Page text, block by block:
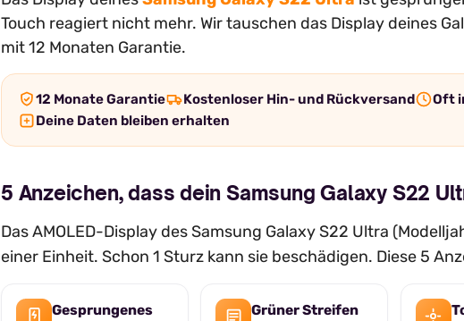
Touch reagiert nicht mehr. Wir tauschen das Display deines
mit 12 Monaten Garantie.
12 Monate Garantie Kostenloser Hin- und Rückversand Oft
Deine Daten bleiben erhalten
5 Anzeichen, dass dein Samsung Galaxy S22
Das AMOLED-Display des Samsung Galaxy S22 Ultra
einer Einheit. Schon 1 Sturz kann sie beschädigen. Diese 5
Gesprungenes
Grüner Streifen